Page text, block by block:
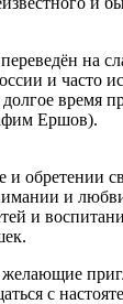
на
и часто
время
Ершов).
и обретении
и
и
с